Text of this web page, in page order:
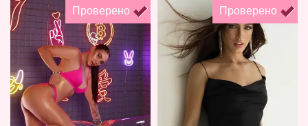
Проверено Проверено